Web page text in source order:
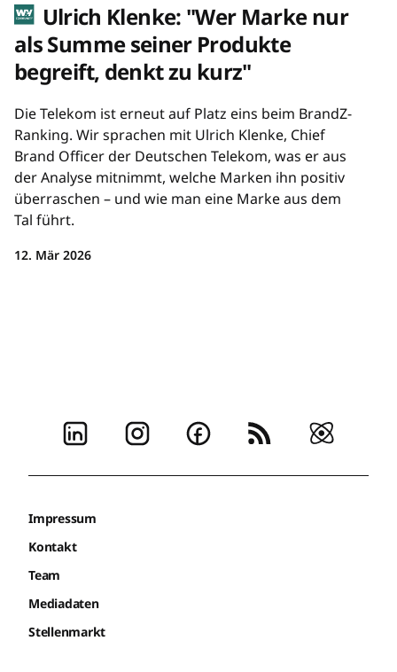
Ulrich Klenke: "Wer Marke nur
als Summe seiner Produkte
begreift, denkt zu kurz"
Die Telekom ist erneut auf Platz eins beim BrandZ-
Ranking. Wir sprachen mit Ulrich Klenke, Chief
Brand Officer der Deutschen Telekom, was er aus
der Analyse mitnimmt, welche Marken ihn positiv
überraschen – und wie man eine Marke aus dem
Tal führt.
12. Mär 2026
Impressum
Kontakt
Team
Mediadaten
Stellenmarkt